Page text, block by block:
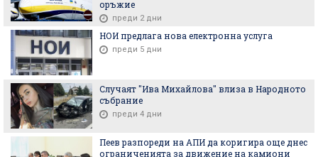
оръжие
преди 2 дни
НОИ предлага нова електронна услуга
преди 5 дни
Случаят "Ива Михайлова" влиза в Народното
събрание
преди 4 дни
Пеев разпореди на АПИ да коригира още днес
ограниченията за движение на камиони